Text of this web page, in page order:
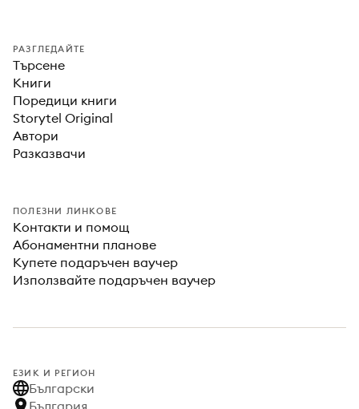
РАЗГЛЕДАЙТЕ
Търсене
Книги
Поредици книги
Storytel Original
Автори
Разказвачи
ПОЛЕЗНИ ЛИНКОВЕ
Контакти и помощ
Абонаментни планове
Купете подаръчен ваучер
Използвайте подаръчен ваучер
ЕЗИК И РЕГИОН
Български
България